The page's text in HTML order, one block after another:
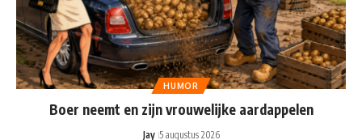
HUMOR
Boer neemt en zijn vrouwelijke aardappelen
Jay 5 augustus 2026